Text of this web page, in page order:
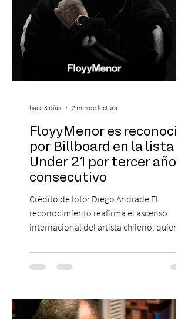
FloyyMenor es reconocido
por Billboard en la lista 21
Under 21 por tercer año
consecutivo
Crédito de foto: Diego Andrade El
reconocimiento reafirma el ascenso
internacional del artista chileno, quien
en la escena global. MIAMI, FL (3 de agosto
de 2026) — FloyyMenor ha sido
Under 21 por tercer año consecutivo,
formando parte una vez más de la
hace 3 días 2 min de lectura